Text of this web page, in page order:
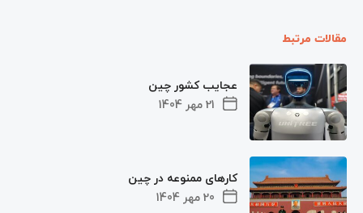
مقالات مرتبط
21 مهر 1404
عجایب کشور چین
20 مهر 1404
کارهای ممنوعه در چین